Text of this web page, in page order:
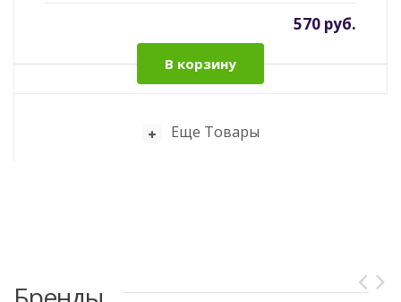
570 руб.
В корзину
Еще Товары